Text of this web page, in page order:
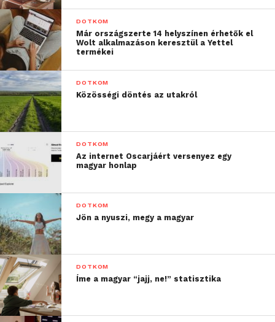
DOTKOM
Már országszerte 14 helyszínen érhetők el
Wolt alkalmazáson keresztül a Yettel
termékei
DOTKOM
Közösségi döntés az utakról
DOTKOM
Az internet Oscarjáért versenyez egy
magyar honlap
DOTKOM
Jön a nyuszi, megy a magyar
DOTKOM
Íme a magyar “jajj, ne!” statisztika